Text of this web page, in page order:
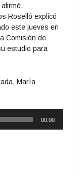
Roselló explicó
este jueves en
Comisión de
estudio para
María
00:00